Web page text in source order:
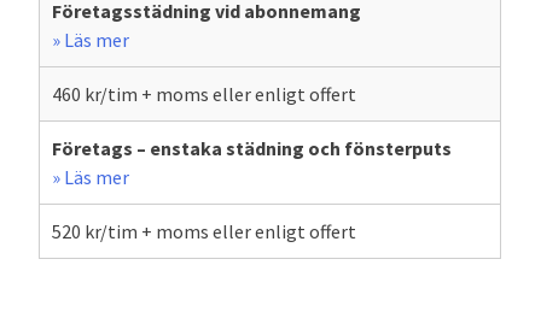
Företagsstädning vid abonnemang
» Läs mer
460 kr/tim + moms eller enligt offert
Företags – enstaka städning och fönsterputs
» Läs mer
520 kr/tim + moms eller enligt offert